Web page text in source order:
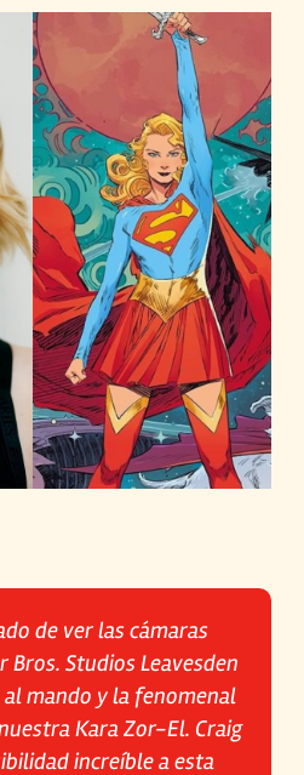
de ver las cámaras
Bros. Studios Leavesden
al mando y la fenomenal
Kara Zor-El. Craig
increíble a esta